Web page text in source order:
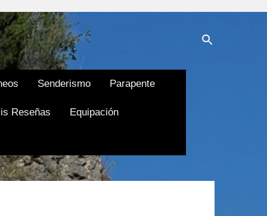
Senderismo Parapente
Reseñas Equipación